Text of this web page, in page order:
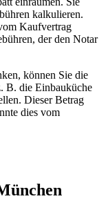
kalkulieren.
Kaufvertrag
der den Notar
können Sie die
B. die Einbauküche
Dieser Betrag
dies vom